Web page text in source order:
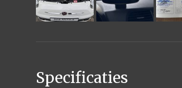
Specificaties